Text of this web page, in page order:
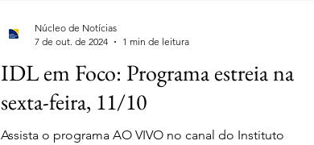
IDL em Foco: Programa estreia na
sexta-feira, 11/10
Assista o programa AO VIVO no canal do Instituto
Núcleo de Notícias
7 de out. de 2024
1 min de leitura